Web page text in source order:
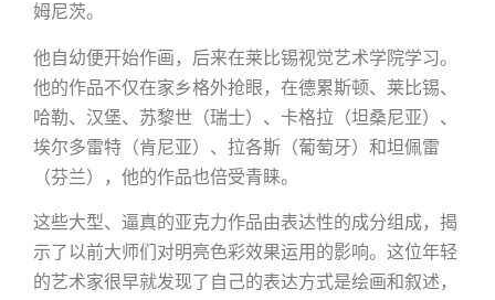
姆尼茨。
他自幼便开始作画，后来在莱比锡视觉艺术学院学习。
他的作品不仅在家乡格外抢眼，在德累斯顿、莱比锡、
哈勒、汉堡、苏黎世（瑞士）、卡格拉（坦桑尼亚）、
埃尔多雷特（肯尼亚）、拉各斯（葡萄牙）和坦佩雷
（芬兰），他的作品也倍受青睐。
这些大型、逼真的亚克力作品由表达性的成分组成，揭
示了以前大师们对明亮色彩效果运用的影响。这位年轻
的艺术家很早就发现了自己的表达方式是绘画和叙述，